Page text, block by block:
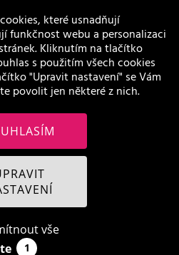
2026 NaVlas.cz
které usnadňují
funkčnost webu a personalizaci
Kliknutím na tlačítko
s použitím všech cookies
"Upravit nastavení" se Vám
povolit jen některé z nich.
vše
1